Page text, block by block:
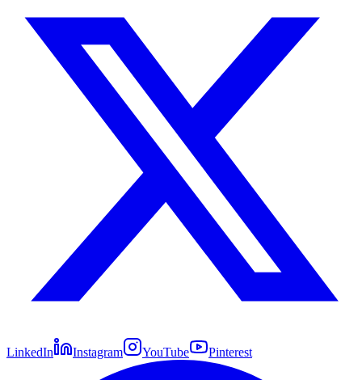
LinkedIn Instagram YouTube Pinterest